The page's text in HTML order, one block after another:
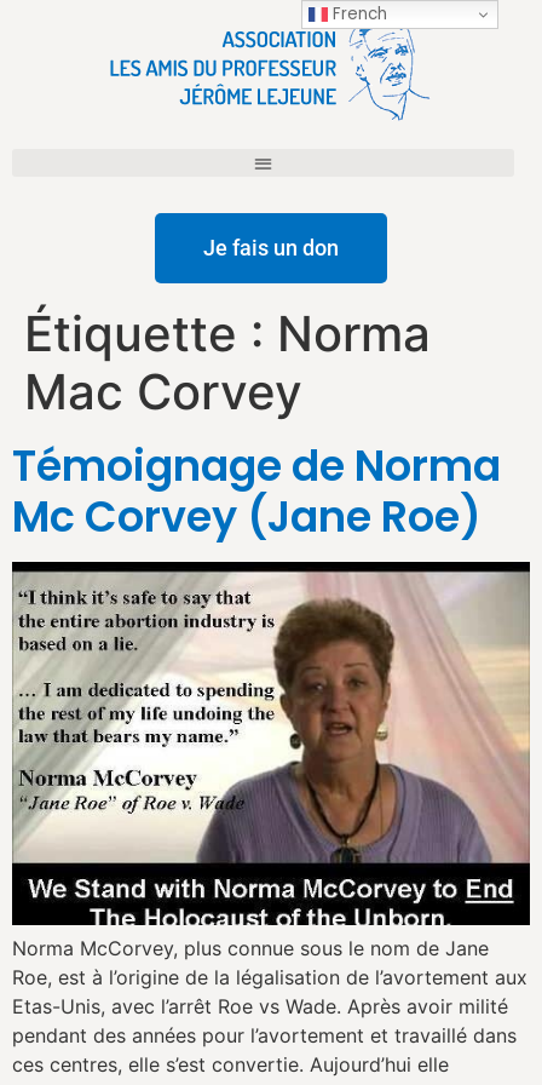
Je fais un don
Étiquette : Norma
Mac Corvey
Témoignage de Norma
Mc Corvey (Jane Roe)
Norma McCorvey, plus connue sous le nom de Jane
Roe, est à l’origine de la légalisation de l’avortement aux
Etas-Unis, avec l’arrêt Roe vs Wade. Après avoir milité
pendant des années pour l’avortement et travaillé dans
ces centres, elle s’est convertie. Aujourd’hui elle
French